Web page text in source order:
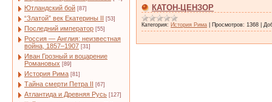
Ютландский бой [87]
“Златой” век Екатерины II [53]
Последний император [55]
Россия — Англия: неизвестная
война, 1857–1907 [31]
Иван Грозный и воцарение
Романовых [89]
История Рима [81]
Тайна смерти Петра II [67]
Атлантида и Древняя Русь [127]
КАТОН-ЦЕНЗОР
Категория: История Рима Просмотров: 1368